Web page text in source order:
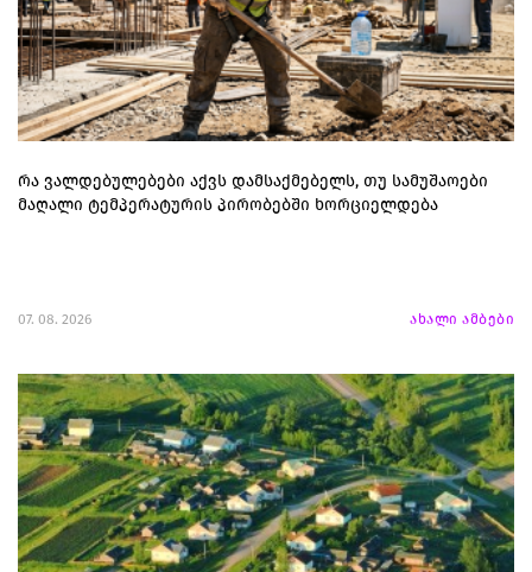
რა ვალდებულებები აქვს დამსაქმებელს, თუ სამუშაოები
მაღალი ტემპერატურის პირობებში ხორციელდება
07. 08. 2026 ახალი ამბები